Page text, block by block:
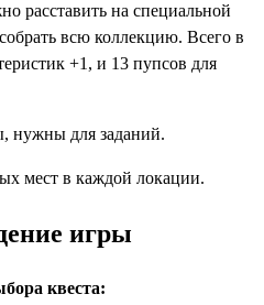
расставить на специальной
всю коллекцию. Всего в
+1, и 13 пупсов для
нужны для заданий.
мест в каждой локации.
игры
квеста: